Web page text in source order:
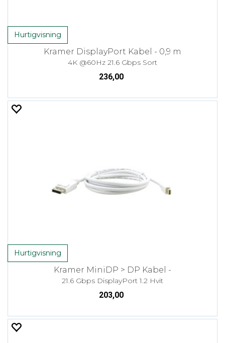
Hurtigvisning
Kramer DisplayPort Kabel - 0,9 m
4K @60Hz 21.6 Gbps Sort
236,00
Hurtigvisning
Kramer MiniDP > DP Kabel -
21.6 Gbps DisplayPort 1.2 Hvit
203,00